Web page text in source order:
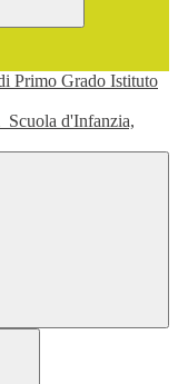
Scuola d'Infanzia,